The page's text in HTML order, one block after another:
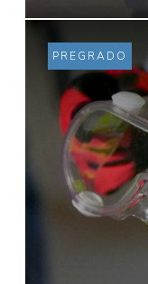
PREGRADO